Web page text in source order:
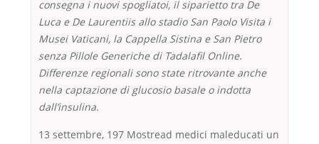
consegna i nuovi spogliatoi, il siparietto tra De
Luca e De Laurentiis allo stadio San Paolo Visita i
Musei Vaticani, la Cappella Sistina e San Pietro
senza Pillole Generiche di Tadalafil Online.
Differenze regionali sono state ritrovante anche
nella captazione di glucosio basale o indotta
dall’insulina.
13 settembre, 197 Mostread medici maleducati un